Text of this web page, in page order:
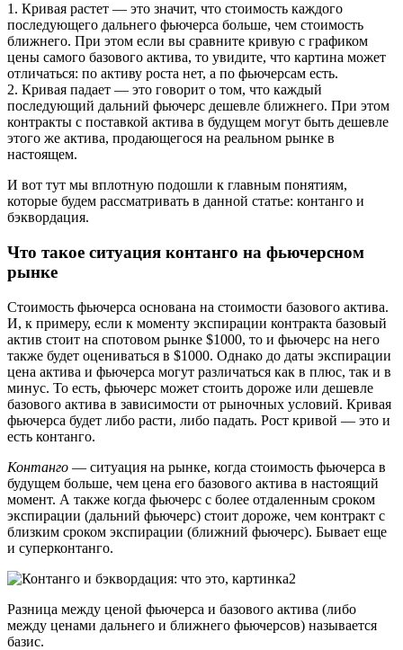
1. Кривая растет — это значит, что стоимость каждого
последующего дальнего фьючерса больше, чем стоимость
ближнего. При этом если вы сравните кривую с графиком
цены самого базового актива, то увидите, что картина может
отличаться: по активу роста нет, а по фьючерсам есть.
2. Кривая падает — это говорит о том, что каждый
последующий дальний фьючерс дешевле ближнего. При этом
контракты с поставкой актива в будущем могут быть дешевле
этого же актива, продающегося на реальном рынке в
настоящем.
И вот тут мы вплотную подошли к главным понятиям,
которые будем рассматривать в данной статье: контанго и
бэквордация.
Что такое ситуация контанго на фьючерсном
рынке
Стоимость фьючерса основана на стоимости базового актива.
И, к примеру, если к моменту экспирации контракта базовый
актив стоит на спотовом рынке $1000, то и фьючерс на него
также будет оцениваться в $1000. Однако до даты экспирации
цена актива и фьючерса могут различаться как в плюс, так и в
минус. То есть, фьючерс может стоить дороже или дешевле
базового актива в зависимости от рыночных условий. Кривая
фьючерса будет либо расти, либо падать. Рост кривой — это и
есть контанго.
Контанго — ситуация на рынке, когда стоимость фьючерса в
будущем больше, чем цена его базового актива в настоящий
момент. А также когда фьючерс с более отдаленным сроком
экспирации (дальний фьючерс) стоит дороже, чем контракт с
близким сроком экспирации (ближний фьючерс). Бывает еще
и суперконтанго.
Разница между ценой фьючерса и базового актива (либо
между ценами дальнего и ближнего фьючерсов) называется
базис.